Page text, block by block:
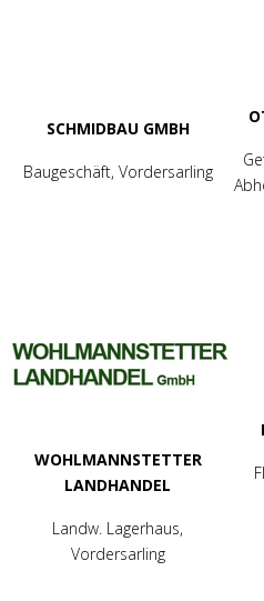
SCHMIDBAU GMBH
Baugeschäft, Vordersarling
WOHLMANNSTETTER
LANDHANDEL
Landw. Lagerhaus,
Vordersarling